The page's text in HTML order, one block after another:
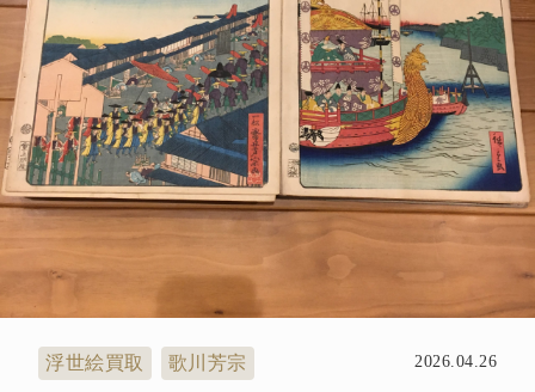
浮世絵買取 歌川芳宗 2026.04.26